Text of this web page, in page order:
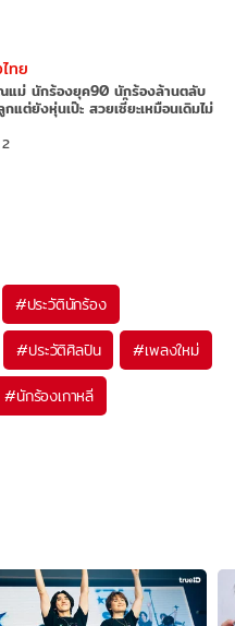
ทย
แม่ นักร้องยุค90 นักร้องล้านตลับ
แต่ยังหุ่นเป๊ะ สวยเซี๊ยะเหมือนเดิมไม่
2
#ประวัตินักร้อง
#ประวัติศิลปิน #เพลงใหม่
#นักร้องเกาหลี